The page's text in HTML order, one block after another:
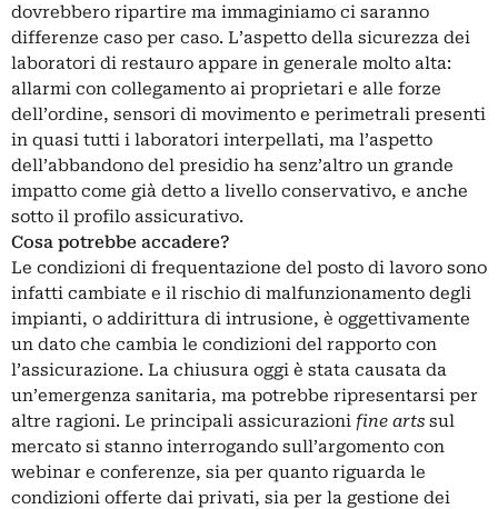
dovrebbero ripartire ma immaginiamo ci saranno
differenze caso per caso. L’aspetto della sicurezza dei
laboratori di restauro appare in generale molto alta:
allarmi con collegamento ai proprietari e alle forze
dell’ordine, sensori di movimento e perimetrali presenti
in quasi tutti i laboratori interpellati, ma l’aspetto
dell’abbandono del presidio ha senz’altro un grande
impatto come già detto a livello conservativo, e anche
sotto il profilo assicurativo.
Cosa potrebbe accadere?
Le condizioni di frequentazione del posto di lavoro sono
infatti cambiate e il rischio di malfunzionamento degli
impianti, o addirittura di intrusione, è oggettivamente
un dato che cambia le condizioni del rapporto con
l’assicurazione. La chiusura oggi è stata causata da
un’emergenza sanitaria, ma potrebbe ripresentarsi per
altre ragioni. Le principali assicurazioni fine arts sul
mercato si stanno interrogando sull’argomento con
webinar e conferenze, sia per quanto riguarda le
condizioni offerte dai privati, sia per la gestione dei